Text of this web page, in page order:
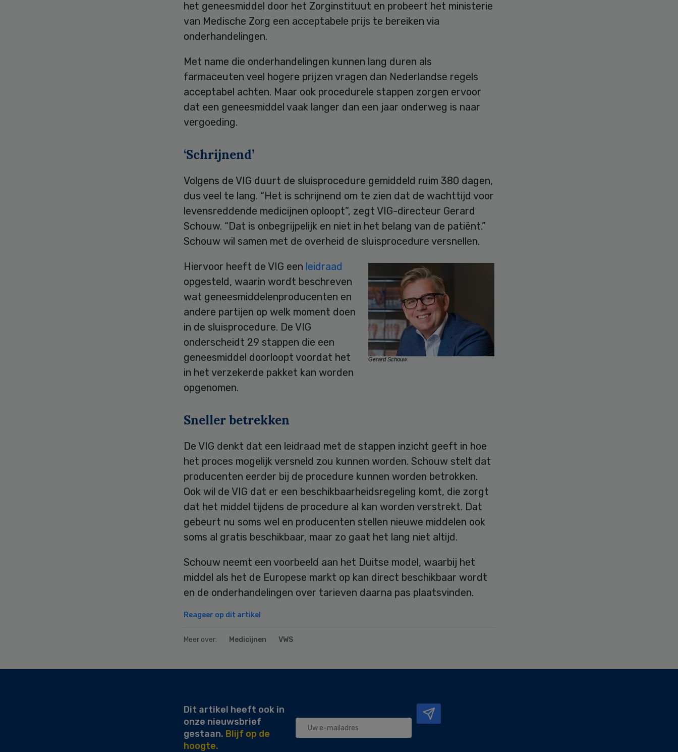
het geneesmiddel door het Zorginstituut en probeert het ministerie
van Medische Zorg een acceptabele prijs te bereiken via
onderhandelingen.
Met name die onderhandelingen kunnen lang duren als
farmaceuten veel hogere prijzen vragen dan Nederlandse regels
acceptabel achten. Maar ook procedurele stappen zorgen ervoor
dat een geneesmiddel vaak langer dan een jaar onderweg is naar
vergoeding.
‘Schrijnend’
Volgens de VIG duurt de sluisprocedure gemiddeld ruim 380 dagen,
dus veel te lang. “Het is schrijnend om te zien dat de wachttijd voor
levensreddende medicijnen oploopt”, zegt VIG-directeur Gerard
Schouw. “Dat is onbegrijpelijk en niet in het belang van de patiënt.”
Schouw wil samen met de overheid de sluisprocedure versnellen.
Gerard Schouw.
Hiervoor heeft de VIG een leidraad
opgesteld, waarin wordt beschreven
wat geneesmiddelenproducenten en
andere partijen op welk moment doen
in de sluisprocedure. De VIG
onderscheidt 29 stappen die een
geneesmiddel doorloopt voordat het
in het verzekerde pakket kan worden
opgenomen.
Sneller betrekken
De VIG denkt dat een leidraad met de stappen inzicht geeft in hoe
het proces mogelijk versneld zou kunnen worden. Schouw stelt dat
producenten eerder bij de procedure kunnen worden betrokken.
Ook wil de VIG dat er een beschikbaarheidsregeling komt, die zorgt
dat het middel tijdens de procedure al kan worden verstrekt. Dat
gebeurt nu soms wel en producenten stellen nieuwe middelen ook
soms al gratis beschikbaar, maar zo gaat het lang niet altijd.
Schouw neemt een voorbeeld aan het Duitse model, waarbij het
middel als het de Europese markt op kan direct beschikbaar wordt
en de onderhandelingen over tarieven daarna pas plaatsvinden.
Reageer op dit artikel
Meer over: Medicijnen VWS
Dit artikel heeft ook in
onze nieuwsbrief
gestaan. Blijf op de
hoogte.